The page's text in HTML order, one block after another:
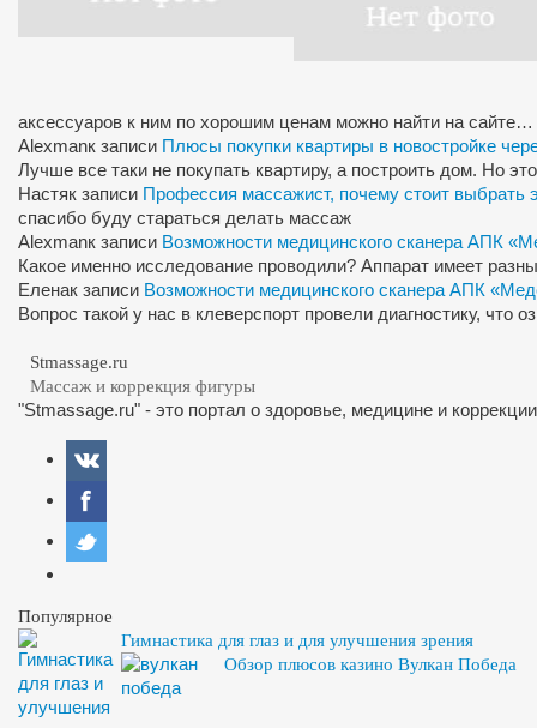
аксессуаров к ним по хорошим ценам можно найти на сайте…
Alexmanк записи Плюсы покупки квартиры в новостройке
Лучше все таки не покупать квартиру, а построить дом. Но
Настяк записи Профессия массажист, почему стоит выбрать
спасибо буду стараться делать массаж
Alexmanк записи Возможности медицинского сканера АПК
Какое именно исследование проводили? Аппарат имеет
Еленак записи Возможности медицинского сканера АПК
Вопрос такой у нас в клеверспорт провели диагностику, что
Stmassage.ru
Массаж и коррекция фигуры
"Stmassage.ru" - это портал о здоровье, медицине и
Популярное
Гимнастика для глаз и для улучшения зрения
Обзор плюсов казино Вулкан Победа